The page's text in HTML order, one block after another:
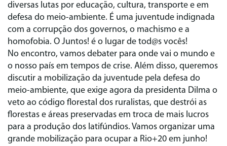
diversas lutas por educação, cultura, transporte e em
defesa do meio-ambiente. É uma juventude indignada
com a corrupção dos governos, o machismo e a
homofobia. O Juntos! é o lugar de tod@s vocês!
No encontro, vamos debater para onde vai o mundo e
o nosso país em tempos de crise. Além disso, queremos
discutir a mobilização da juventude pela defesa do
meio-ambiente, que exige agora da presidenta Dilma o
veto ao código florestal dos ruralistas, que destrói as
florestas e áreas preservadas em troca de mais lucros
para a produção dos latifúndios. Vamos organizar uma
grande mobilização para ocupar a Rio+20 em junho!